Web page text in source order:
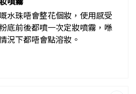
水珠唔會整花個妝，使用感受
底前後都噴一次定妝噴霧，喺
況下都唔會點溶妝。